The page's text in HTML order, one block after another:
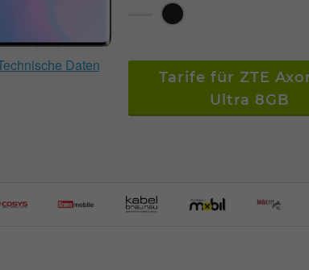
Daten
Tarife für ZTE
Ultra 8GB